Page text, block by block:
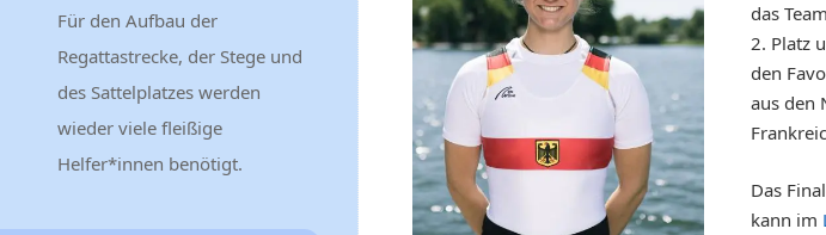
das
2. Platz
den
aus den
Das
kann im
Für den Aufbau der
Regattastrecke, der Stege und
des Sattelplatzes werden
wieder viele fleißige
Helfer*innen benötigt.